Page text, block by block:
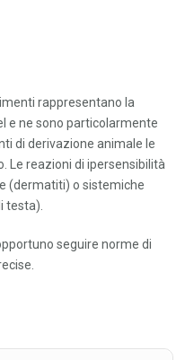
rappresentano la
e ne sono particolarmente
di derivazione animale le
Le reazioni di ipersensibilità
(dermatiti) o sistemiche
testa).
seguire norme di